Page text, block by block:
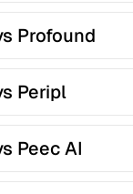
Profound
Peripl
Peec AI